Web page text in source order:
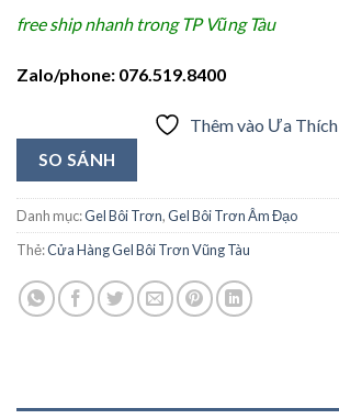
free ship nhanh trong TP Vũng Tàu
Zalo/phone: 076.519.8400
Thêm vào Ưa Thích
SO SÁNH
Danh mục:Gel Bôi Trơn,Gel Bôi Trơn Âm Đạo
Thẻ:Cửa Hàng Gel Bôi Trơn Vũng Tàu